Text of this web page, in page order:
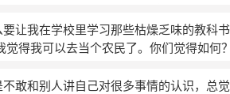
名)
让我在学校里学习那些枯燥乏味的教科
得我可以去当个农民了。你们觉得如何？
敢和别人讲自己对很多事情的认识，总